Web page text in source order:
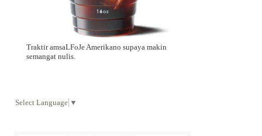
Traktir amsaLFoJe Amerikano supaya makin
semangat nulis.
Select Language ▼